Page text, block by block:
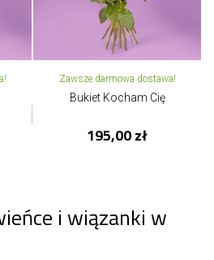
Zawsze darmowa dostawa!
Bukiet Kocham Cię
195,00 zł
i wiązanki w